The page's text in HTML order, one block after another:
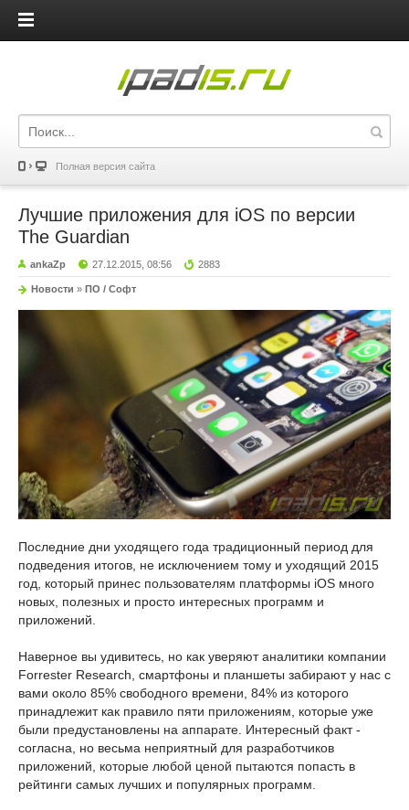
iPadis.ru
Полная версия сайта
Лучшие приложения для iOS по версии
The Guardian
ankaZp 27.12.2015, 08:56 2883
Новости » ПО / Софт
Последние дни уходящего года традиционный период для
подведения итогов, не исключением тому и уходящий 2015
год, который принес пользователям платформы iOS много
новых, полезных и просто интересных программ и
приложений.
Наверное вы удивитесь, но как уверяют аналитики компании
Forrester Research, смартфоны и планшеты забирают у нас с
вами около 85% свободного времени, 84% из которого
принадлежит как правило пяти приложениям, которые уже
были предустановлены на аппарате. Интересный факт -
согласна, но весьма неприятный для разработчиков
приложений, которые любой ценой пытаются попасть в
рейтинги самых лучших и популярных программ.